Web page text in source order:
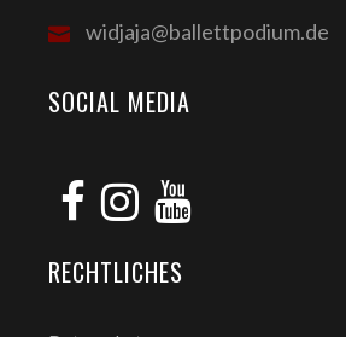
widjaja@ballettpodium.de
SOCIAL MEDIA
RECHTLICHES